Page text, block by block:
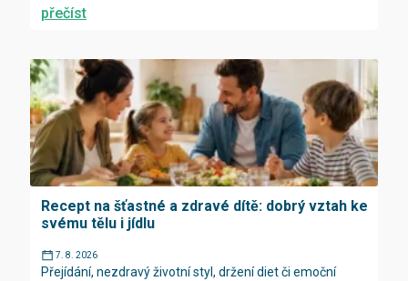
přečíst
Recept na šťastné a zdravé dítě: dobrý vztah ke
svému tělu i jídlu
7. 8. 2026
Přejídání, nezdravý životní styl, držení diet či emoční